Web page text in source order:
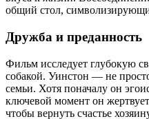
общий стол,
Дружба и преданность
Фильм исследует глубокую
собакой. Уинстон — не
семьи. Хотя поначалу он
ключевой момент он
чтобы вернуть счастье